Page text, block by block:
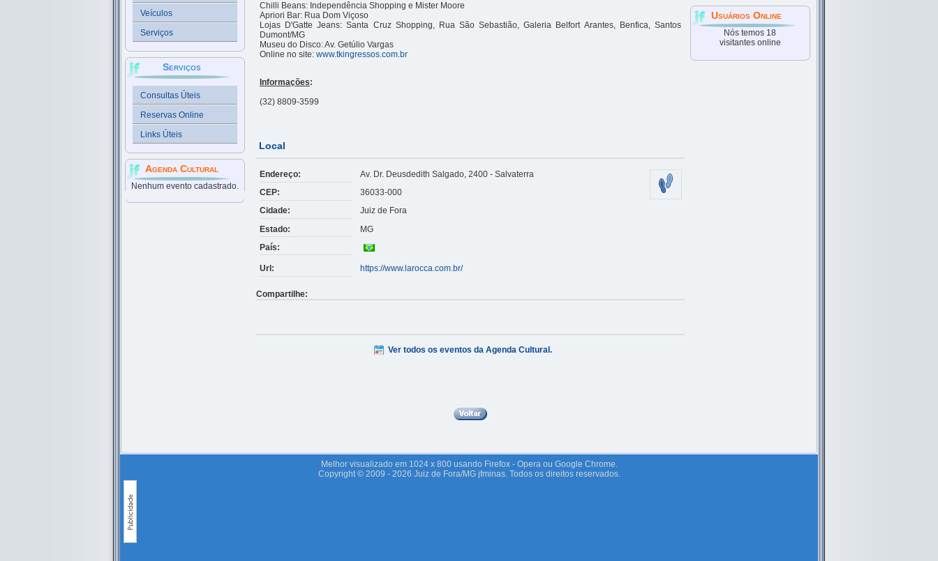
Veículos
Serviços
Serviços
Consultas Úteis
Reservas Online
Links Úteis
Agenda Cultural
Nenhum evento cadastrado.
Chilli Beans: Independência Shopping e Mister Moore
Apriori Bar: Rua Dom Viçoso
Lojas D'Gatte Jeans: Santa Cruz Shopping, Rua São Sebastião, Galeria Belfort Arantes, Benfica, Santos
Dumont/MG
Museu do Disco: Av. Getúlio Vargas
Online no site: www.tkingressos.com.br
Informações:
(32) 8809-3599
Local
Endereço:
Av. Dr. Deusdedith Salgado, 2400 - Salvaterra
CEP:
36033-000
Cidade:
Juiz de Fora
Estado:
MG
País:
Url: https://www.larocca.com.br/
Compartilhe:
Ver todos os eventos da Agenda Cultural.
Usuários Online
Nós temos 18
visitantes online
Melhor visualizado em 1024 x 800 usando Firefox - Opera ou Google Chrome.
Copyright © 2009 - 2026 Juiz de Fora/MG jfminas. Todos os direitos reservados.